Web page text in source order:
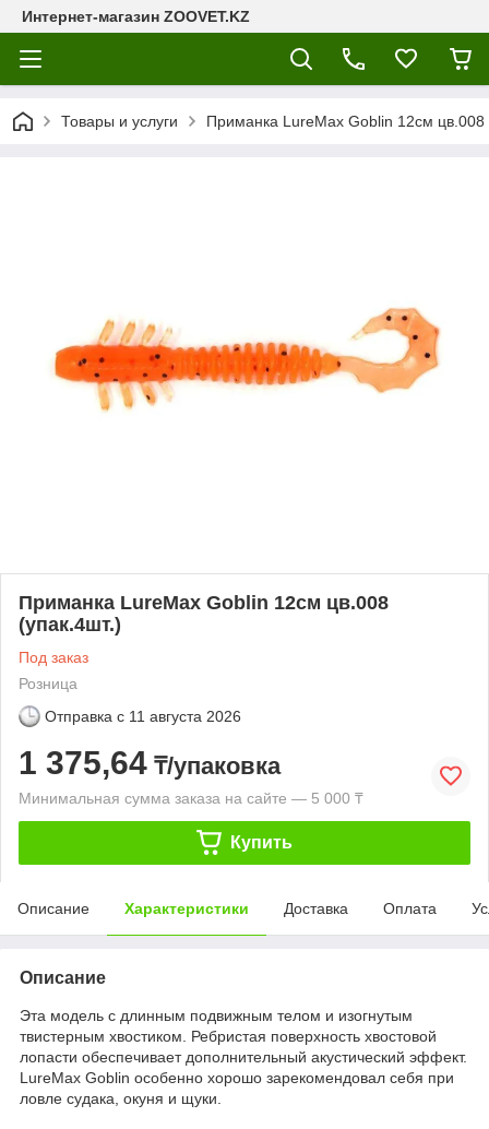
Интернет-магазин ZOOVET.KZ
Товары и услуги Приманка LureMax Goblin 12см цв.008
Приманка LureMax Goblin 12см цв.008
(упак.4шт.)
Под заказ
Розница
Отправка с 11 августа 2026
1 375,64 ₸/упаковка
Минимальная сумма заказа на сайте — 5 000 ₸
Купить
Описание Характеристики Доставка Оплата
Описание
Эта модель с длинным подвижным телом и изогнутым
твистерным хвостиком. Ребристая поверхность хвостовой
лопасти обеспечивает дополнительный акустический эффект.
LureMax Goblin особенно хорошо зарекомендовал себя при
ловле судака, окуня и щуки.